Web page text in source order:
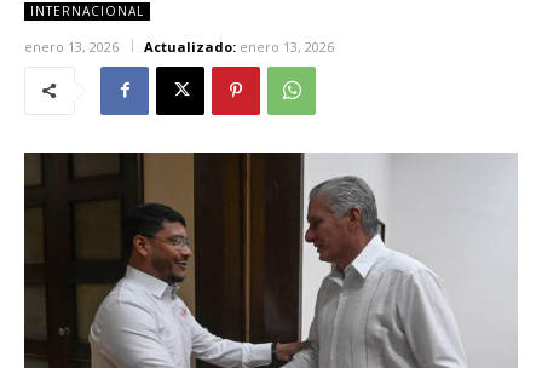
INTERNACIONAL
enero 13, 2026 Actualizado: enero 13, 2026